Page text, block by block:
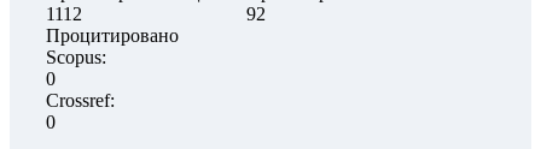
1112
92
Процитировано
Scopus:
0
Crossref:
0